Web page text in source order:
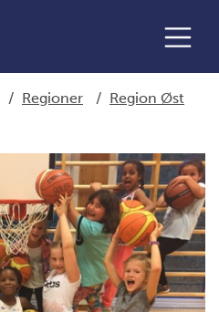
/ Regioner / Region Øst